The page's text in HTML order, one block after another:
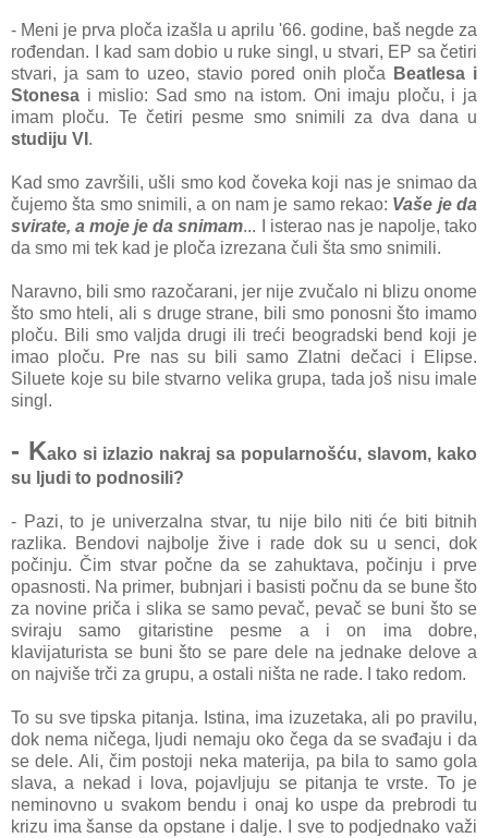
- Meni je prva ploča izašla u aprilu '66. godine, baš negde za
rođendan. I kad sam dobio u ruke singl, u stvari, EP sa četiri
stvari, ja sam to uzeo, stavio pored onih ploča
Beatlesa i
Stonesa i mislio: Sad smo na istom. Oni imaju ploču, i ja
imam ploču. Te četiri pesme smo snimili za dva dana u
studiju VI .
Kad smo završili, ušli smo kod čoveka koji nas je snimao da
čujemo šta smo snimili, a on nam je samo rekao: Vaše je da
svirate, a moje je da snimam... I isterao nas je napolje, tako
da smo mi tek kad je ploča izrezana čuli šta smo snimili.
Naravno, bili smo razočarani, jer nije zvučalo ni blizu onome
što smo hteli, ali s druge strane, bili smo ponosni što imamo
ploču. Bili smo valjda drugi ili treći beogradski bend koji je
imao ploču. Pre nas su bili samo Zlatni dečaci i Elipse.
Siluete koje su bile stvarno velika grupa, tada još nisu imale
singl.
- Kako si izlazio nakraj sa popularnošću, slavom, kako
su ljudi to podnosili?
- Pazi, to je univerzalna stvar, tu nije bilo niti će biti bitnih
razlika. Bendovi najbolje žive i rade dok su u senci, dok
počinju. Čim stvar počne da se zahuktava, počinju i prve
opasnosti. Na primer, bubnjari i basisti počnu da se bune što
za novine priča i slika se samo pevač, pevač se buni što se
sviraju samo gitaristine pesme a i on ima dobre,
klavijaturista se buni što se pare dele na jednake delove a
on najviše trči za grupu, a ostali ništa ne rade. I tako redom.
To su sve tipska pitanja. Istina, ima izuzetaka, ali po pravilu,
dok nema ničega, ljudi nemaju oko čega da se svađaju i da
se dele. Ali, čim postoji neka materija, pa bila to samo gola
slava, a nekad i lova, pojavljuju se pitanja te vrste. To je
neminovno u svakom bendu i onaj ko uspe da prebrodi tu
krizu ima šanse da opstane i dalje. I sve to podjednako važi